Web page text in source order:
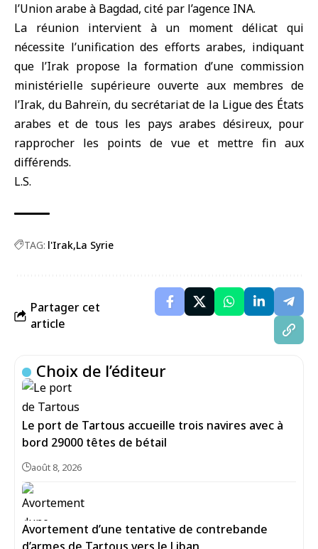
l’Union arabe à Bagdad, cité par l’agence INA.
La réunion intervient à un moment délicat qui
nécessite l’unification des efforts arabes, indiquant
que l’Irak propose la formation d’une commission
ministérielle supérieure ouverte aux membres de
l’Irak, du Bahreïn, du secrétariat de la Ligue des États
arabes et de tous les pays arabes désireux, pour
rapprocher les points de vue et mettre fin aux
différends.
L.S.
TAG: l'Irak La Syrie
Partager cet
article
Choix de l’éditeur
Le port de Tartous accueille trois navires avec à
bord 29000 têtes de bétail
août 8, 2026
Avortement d’une tentative de contrebande